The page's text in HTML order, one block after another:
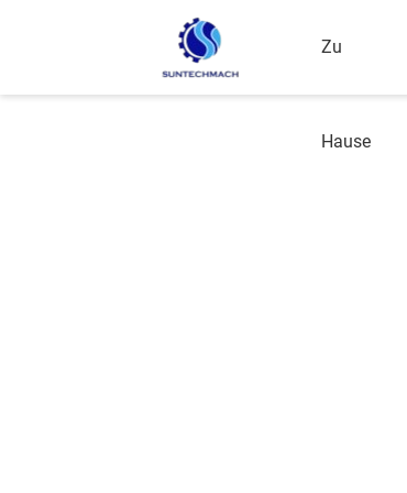
Zu
Hause